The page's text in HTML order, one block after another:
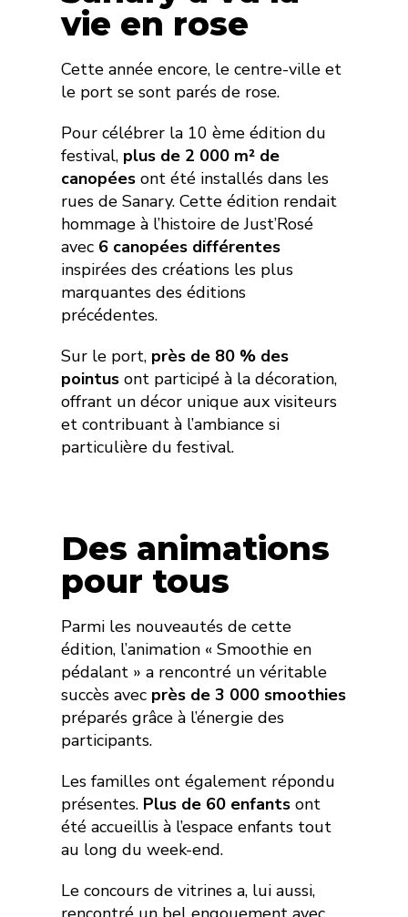
vie en rose
Cette année encore, le centre-ville et
le port se sont parés de rose.
Pour célébrer la 10 ème édition du
festival, plus de 2 000 m² de
canopées ont été installés dans les
rues de Sanary. Cette édition rendait
hommage à l’histoire de Just’Rosé
avec 6 canopées différentes
inspirées des créations les plus
marquantes des éditions
précédentes.
Sur le port, près de 80 % des
pointus ont participé à la décoration,
offrant un décor unique aux visiteurs
et contribuant à l’ambiance si
particulière du festival.
Des animations
pour tous
Parmi les nouveautés de cette
édition, l’animation « Smoothie en
pédalant » a rencontré un véritable
succès avec près de 3 000 smoothies
préparés grâce à l’énergie des
participants.
Les familles ont également répondu
présentes. Plus de 60 enfants ont
été accueillis à l’espace enfants tout
au long du week-end.
Le concours de vitrines a, lui aussi,